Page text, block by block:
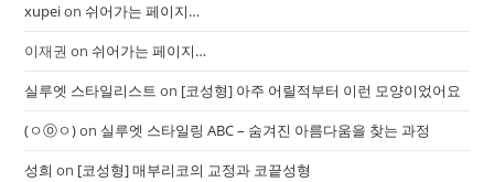
xupeion 쉬어가는 페이지…
이재권 on 쉬어가는 페이지…
실루엣 스타일리스트 on [코성형] 아주 어릴적부터 이런 모양이었어요
(ㅇⓞㅇ)on 실루엣 스타일링 ABC – 숨겨진 아름다움을 찾는 과정
성희 on [코성형] 매부리코의 교정과 코끝성형